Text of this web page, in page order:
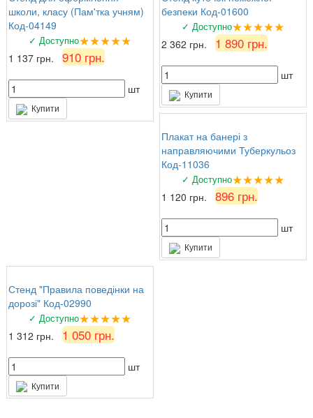
школи, класу (Пам'тка учням)
Код-04149
✓ Доступно★★★★★
1 137 грн. 910 грн.
шт
Купити
безпеки Код-01600
✓ Доступно★★★★★
2 362 грн. 1 890 грн.
шт
Купити
Плакат на банері з
направляючими Туберкульоз
Код-11036
✓ Доступно★★★★★
1 120 грн. 896 грн.
шт
Купити
Стенд "Правила поведінки на
дорозі" Код-02990
✓ Доступно★★★★★
1 312 грн. 1 050 грн.
шт
Купити